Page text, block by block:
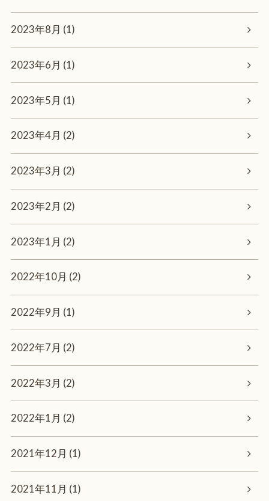
2023年8月 (1)
2023年6月 (1)
2023年5月 (1)
2023年4月 (2)
2023年3月 (2)
2023年2月 (2)
2023年1月 (2)
2022年10月 (2)
2022年9月 (1)
2022年7月 (2)
2022年3月 (2)
2022年1月 (2)
2021年12月 (1)
2021年11月 (1)